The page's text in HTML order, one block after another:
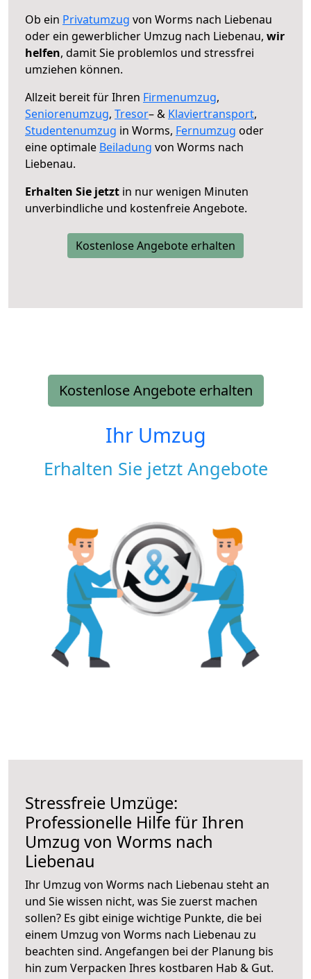
Ob ein Privatumzug von Worms nach Liebenau
oder ein gewerblicher Umzug nach Liebenau, wir
helfen, damit Sie problemlos und stressfrei
umziehen können.
Allzeit bereit für Ihren Firmenumzug,
Seniorenumzug, Tresor– & Klaviertransport,
Studentenumzug in Worms, Fernumzug oder
eine optimale Beiladung von Worms nach
Liebenau.
Erhalten Sie jetzt in nur wenigen Minuten
unverbindliche und kostenfreie Angebote.
Kostenlose Angebote erhalten
Kostenlose Angebote erhalten
Ihr Umzug
Erhalten Sie jetzt Angebote
Stressfreie Umzüge:
Professionelle Hilfe für Ihren
Umzug von Worms nach
Liebenau
Ihr Umzug von Worms nach Liebenau steht an
und Sie wissen nicht, was Sie zuerst machen
sollen? Es gibt einige wichtige Punkte, die bei
einem Umzug von Worms nach Liebenau zu
beachten sind. Angefangen bei der Planung bis
hin zum Verpacken Ihres kostbaren Hab & Gut.